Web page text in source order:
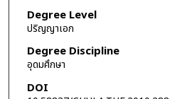
Degree Level
ปริญญาเอก
Degree Discipline
อุดมศึกษา
DOI